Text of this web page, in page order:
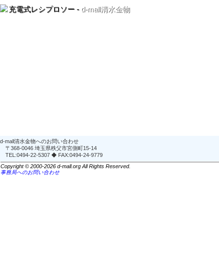
充電式レシプロソー - d-mall清水金物
d-mall清水金物へのお問い合わせ
〒368-0046 埼玉県秩父市宮側町15-14
TEL:0494-22-5307 ◆ FAX:0494-24-9779
Copyright © 2000-2026 d-mall.org All Rights Reserved.
事務局へのお問い合わせ